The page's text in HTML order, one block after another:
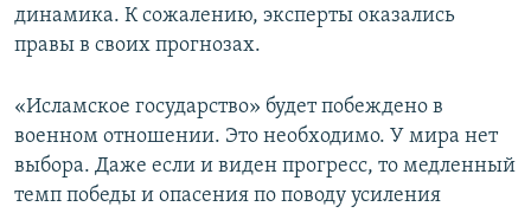
динамика. К сожалению, эксперты оказались
правы в своих прогнозах.
«Исламское государство» будет побеждено в
военном отношении. Это необходимо. У мира нет
выбора. Даже если и виден прогресс, то медленный
темп победы и опасения по поводу усиления